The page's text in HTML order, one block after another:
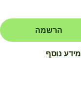
הרשמה
נוסף